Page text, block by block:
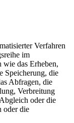
Verfahren
im
wie das Erheben,
Speicherung, die
Abfragen, die
Verbreitung
oder die
oder die